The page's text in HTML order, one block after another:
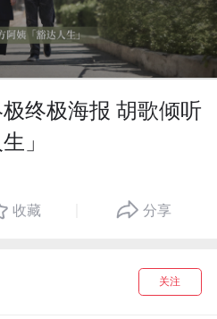
极终极海报 胡歌倾听
」
收藏 分享
关注